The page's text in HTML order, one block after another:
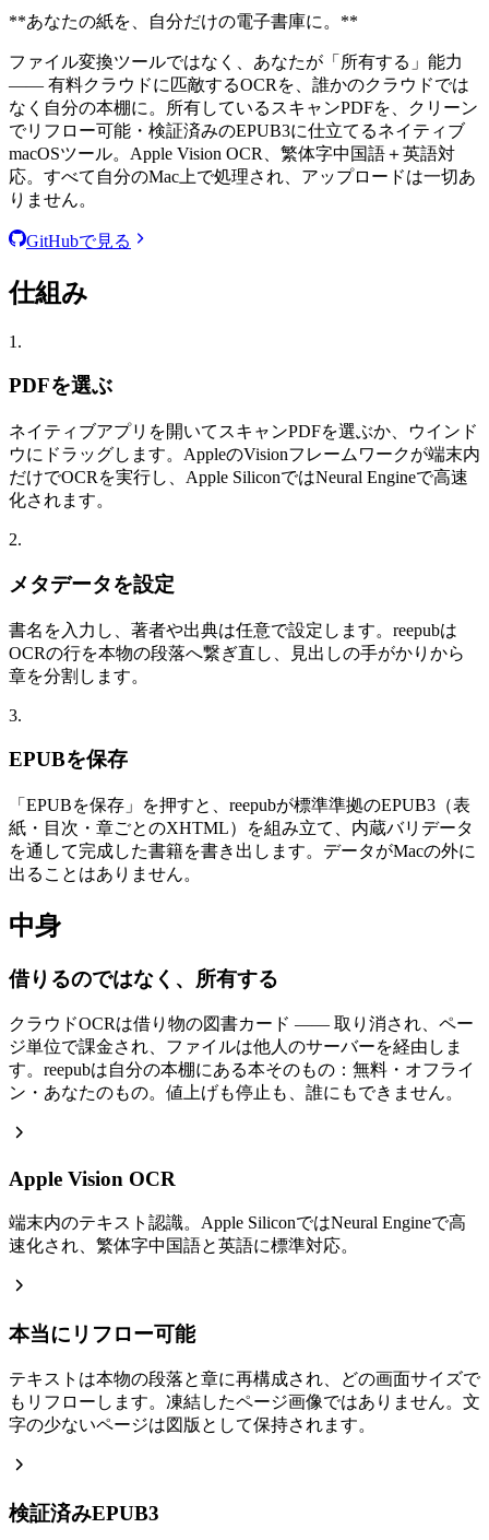
**あなたの紙を、自分だけの電子書庫に。 **
ファイル変換ツールではなく、あなたが「所有する」能力
—— 有料クラウドに匹敵するOCRを、誰かのクラウドでは
なく自分の本棚に。所有しているスキャンPDFを、クリーン
でリフロー可能・検証済みのEPUB3に仕立てるネイティブ
macOSツール。Apple Vision OCR、繁体字中国語＋英語対
応。すべて自分のMac上で処理され、アップロードは一切あ
りません。
GitHubで見る
仕組み
1.
PDFを選ぶ
ネイティブアプリを開いてスキャンPDFを選ぶか、ウインド
ウにドラッグします。AppleのVisionフレームワークが端末内
だけでOCRを実行し、Apple SiliconではNeural Engineで高速
化されます。
2.
メタデータを設定
書名を入力し、著者や出典は任意で設定します。reepubは
OCRの行を本物の段落へ繋ぎ直し、見出しの手がかりから
章を分割します。
3.
EPUBを保存
「EPUBを保存」を押すと、reepubが標準準拠のEPUB3（表
紙・目次・章ごとのXHTML）を組み立て、内蔵バリデータ
を通して完成した書籍を書き出します。データがMacの外に
出ることはありません。
中身
借りるのではなく、所有する
クラウドOCRは借り物の図書カード —— 取り消され、ペー
ジ単位で課金され、ファイルは他人のサーバーを経由しま
す。reepubは自分の本棚にある本そのもの：無料・オフライ
ン・あなたのもの。値上げも停止も、誰にもできません。
Apple Vision OCR
端末内のテキスト認識。Apple SiliconではNeural Engineで高
速化され、繁体字中国語と英語に標準対応。
本当にリフロー可能
テキストは本物の段落と章に再構成され、どの画面サイズで
もリフローします。凍結したページ画像ではありません。文
字の少ないページは図版として保持されます。
検証済みEPUB3